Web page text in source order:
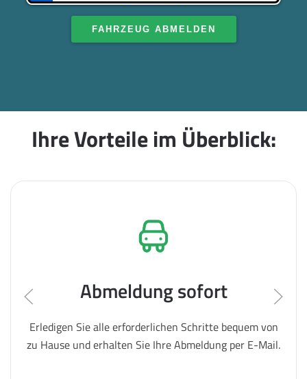
FAHRZEUG ABMELDEN
Ihre Vorteile im Überblick:
Abmeldung sofort
Erledigen Sie alle erforderlichen Schritte bequem von
zu Hause und erhalten Sie Ihre Abmeldung per E-Mail.